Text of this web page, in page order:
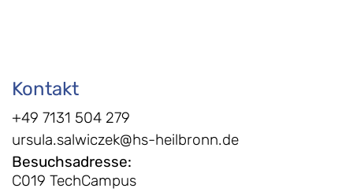
Kontakt
+49 7131 504 279
ursula.salwiczek@hs-heilbronn.de
Besuchsadresse:
C019 TechCampus